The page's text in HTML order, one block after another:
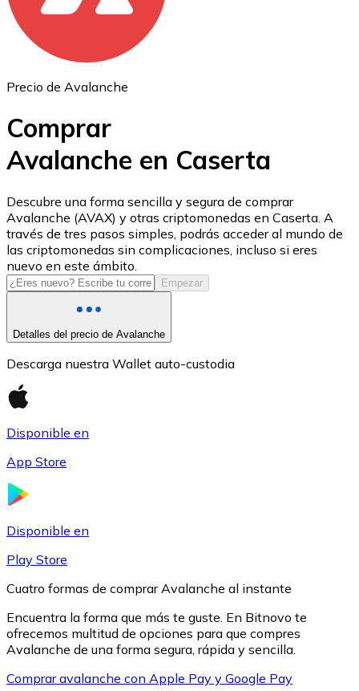
USD Coin
USDC
Litecoin
LTC
Precio de Avalanche
Comprar
Avalanche en Caserta
Descubre una forma sencilla y segura de comprar
Avalanche (AVAX) y otras criptomonedas en Caserta. A
través de tres pasos simples, podrás acceder al mundo de
las criptomonedas sin complicaciones, incluso si eres
nuevo en este ámbito.
Empezar
Detalles del precio de Avalanche
Descarga nuestra Wallet auto-custodia
Disponible en
App Store
Disponible en
Play Store
Cuatro formas de comprar Avalanche al instante
Encuentra la forma que más te guste. En Bitnovo te
ofrecemos multitud de opciones para que compres
Avalanche de una forma segura, rápida y sencilla.
Comprar avalanche con Apple Pay y Google Pay